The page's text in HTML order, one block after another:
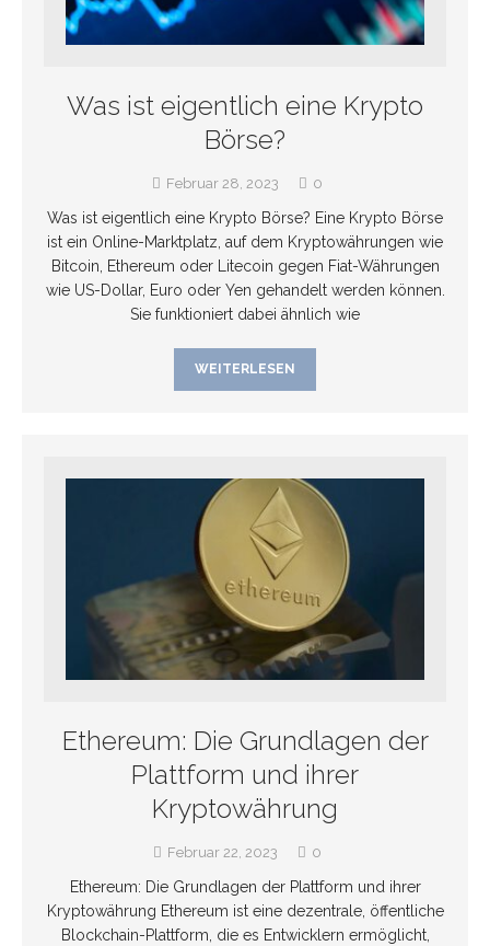
Was ist eigentlich eine Krypto
Börse?
Februar 28, 2023 0
Was ist eigentlich eine Krypto Börse? Eine Krypto Börse
ist ein Online-Marktplatz, auf dem Kryptowährungen wie
Bitcoin, Ethereum oder Litecoin gegen Fiat-Währungen
wie US-Dollar, Euro oder Yen gehandelt werden können.
Sie funktioniert dabei ähnlich wie
WEITERLESEN
Ethereum: Die Grundlagen der
Plattform und ihrer
Kryptowährung
Februar 22, 2023 0
Ethereum: Die Grundlagen der Plattform und ihrer
Kryptowährung Ethereum ist eine dezentrale, öffentliche
Blockchain-Plattform, die es Entwicklern ermöglicht,